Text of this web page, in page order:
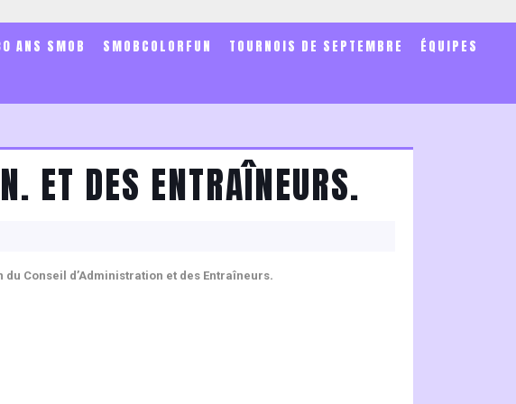
ANS SMOB SMOBCOLORFUN TOURNOIS DE SEPTEMBRE
ÉQUIPES
ET DES ENTRAÎNEURS.
Conseil d’Administration et des Entraîneurs.